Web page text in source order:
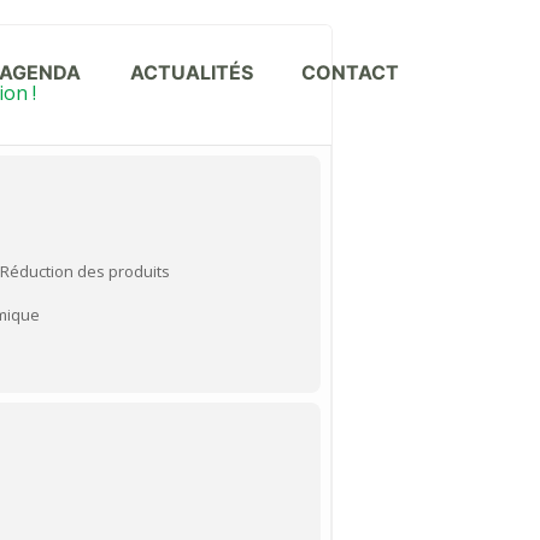
AGENDA ACTUALITÉS CONTACT
!
des produits